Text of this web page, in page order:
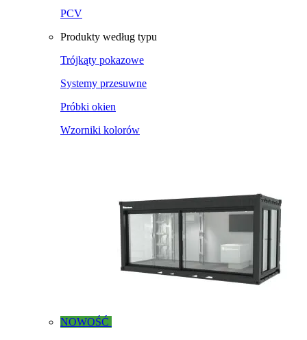
PCV
Produkty według typu
Trójkąty pokazowe
Systemy przesuwne
Próbki okien
Wzorniki kolorów
NOWOŚĆ